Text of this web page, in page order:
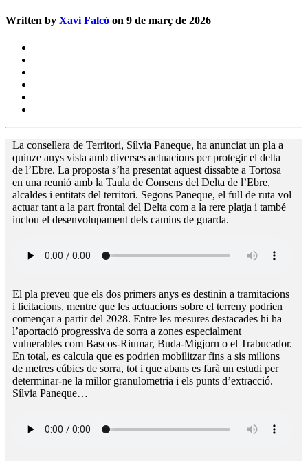
Written by Xavi Falcó on 9 de març de 2026
La consellera de Territori, Sílvia Paneque, ha anunciat un pla a
quinze anys vista amb diverses actuacions per protegir el delta
de l’Ebre. La proposta s’ha presentat aquest dissabte a Tortosa
en una reunió amb la Taula de Consens del Delta de l’Ebre,
alcaldes i entitats del territori. Segons Paneque, el full de ruta vol
actuar tant a la part frontal del Delta com a la rere platja i també
inclou el desenvolupament dels camins de guarda.
El pla preveu que els dos primers anys es destinin a tramitacions
i licitacions, mentre que les actuacions sobre el terreny podrien
començar a partir del 2028. Entre les mesures destacades hi ha
l’aportació progressiva de sorra a zones especialment
vulnerables com Bascos-Riumar, Buda-Migjorn o el Trabucador.
En total, es calcula que es podrien mobilitzar fins a sis milions
de metres cúbics de sorra, tot i que abans es farà un estudi per
determinar-ne la millor granulometria i els punts d’extracció.
Sílvia Paneque…